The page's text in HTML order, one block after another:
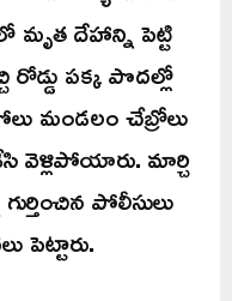
మృత దేహాన్ని పెట్టి
రోడ్డు పక్క పొదల్లో
మండలం చేబ్రోలు
వెళ్లిపోయారు. మార్చి
పోలీసులు
పెట్టారు.